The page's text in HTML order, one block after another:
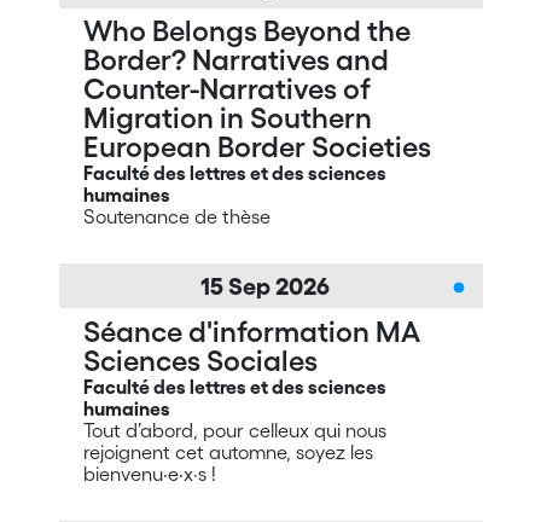
Who Belongs Beyond the
Border? Narratives and
Counter-Narratives of
Migration in Southern
European Border Societies
Faculté des lettres et des sciences
humaines
Soutenance de thèse
15 Sep 2026
Séance d'information MA
Sciences Sociales
Faculté des lettres et des sciences
humaines
Tout d’abord, pour celleux qui nous
rejoignent cet automne, soyez les
bienvenu·e·x·s !